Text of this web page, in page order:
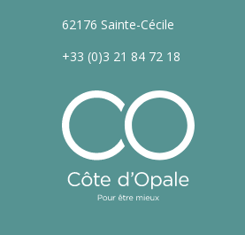
62176 Sainte-Cécile
+33 (0)3 21 84 72 18